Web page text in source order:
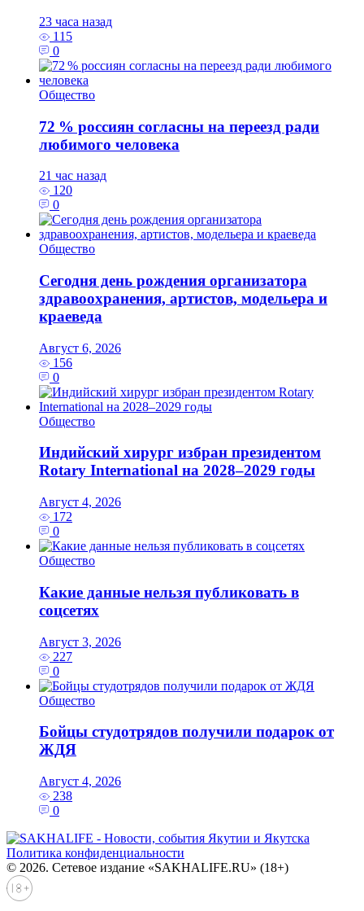
23 часа назад
115
0
Общество
72 % россиян согласны на переезд ради
любимого человека
21 час назад
120
0
Общество
Сегодня день рождения организатора
здравоохранения, артистов, модельера и
краеведа
Август 6, 2026
156
0
Общество
Индийский хирург избран президентом
Rotary International на 2028–2029 годы
Август 4, 2026
172
0
Общество
Какие данные нельзя публиковать в
соцсетях
Август 3, 2026
227
0
Общество
Бойцы студотрядов получили подарок от
ЖДЯ
Август 4, 2026
238
0
Политика конфиденциальности
© 2026. Сетевое издание «SAKHALIFE.RU» (18+)